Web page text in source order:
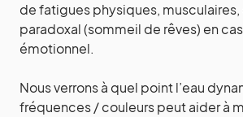
de fatigues physiques, musculaires,
paradoxal (sommeil de rêves) en
émotionnel.
Nous verrons à quel point l’eau
fréquences / couleurs peut aider à